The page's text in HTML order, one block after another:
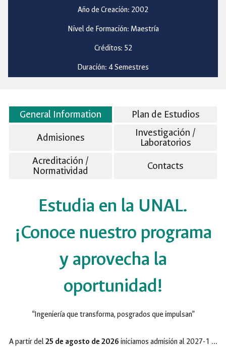
Año de Creación: 2002
Nivel de Formación: Maestría
Créditos: 52
Duración: 4 Semestres
General Information
Plan de Estudios
Admisiones
Investigación /
Laboratorios
Acreditación /
Normatividad
Contacts
Estudia en la UNAL.
¡Conoce nuestro programa
y aprovecha la
oportunidad!
“Ingeniería que transforma, posgrados que impulsan”
A partir del25 de agosto de 2026 iniciamos admisión al 2027-1 …